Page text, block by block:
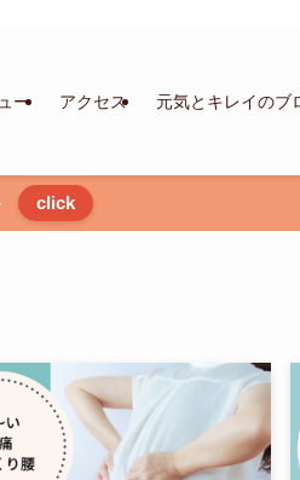
ー アクセス 元気とキレイのブ
click